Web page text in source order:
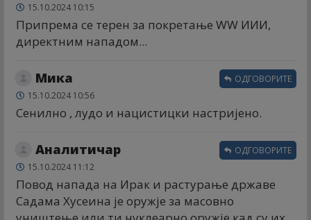
15.10.2024 10:15
Припрема се терен за покретање WW ИИИ,
директним нападом...
Мика
15.10.2024 10:56
Сенилно , лудо и нацистицки настријено.
ОДГОВОРИТЕ
Аналитичар
15.10.2024 11:12
Повод напада на Ирак и растурање државе
Садама Хусеина је оружје за масовно
ОДГОВОРИТЕ